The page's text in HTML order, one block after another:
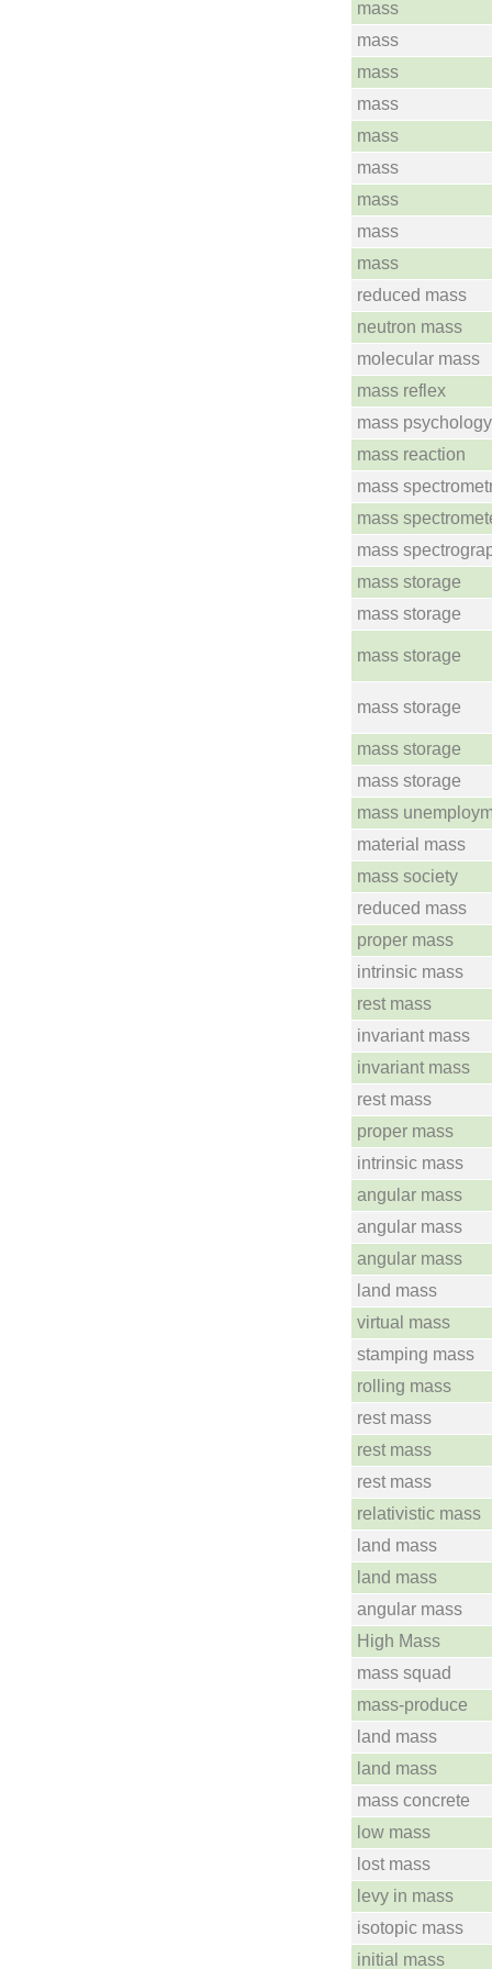
mass
mass
mass
mass
mass
mass
mass
mass
mass
reduced mass
neutron mass
molecular mass
mass reflex
mass psychology
mass reaction
mass
mass
mass
mass storage
mass storage
mass storage
mass storage
mass storage
mass storage
mass
material mass
mass society
reduced mass
proper mass
intrinsic mass
rest mass
invariant mass
invariant mass
rest mass
proper mass
intrinsic mass
angular mass
angular mass
angular mass
land mass
virtual mass
stamping mass
rolling mass
rest mass
rest mass
rest mass
relativistic mass
land mass
land mass
angular mass
High Mass
mass squad
mass-produce
land mass
land mass
mass concrete
low mass
lost mass
levy in mass
isotopic mass
initial mass